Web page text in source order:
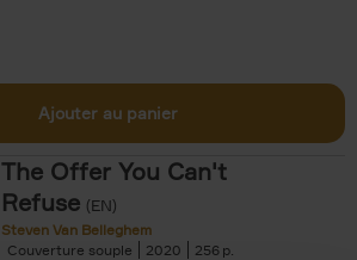
Ajouter au panier
The Offer You Can't
Refuse (EN)
Steven Van Belleghem
Couverture souple
2020 256